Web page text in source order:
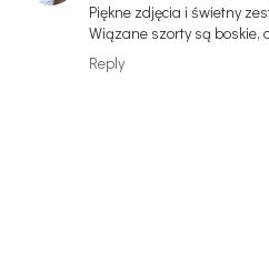
Piękne zdjęcia i świetny
Wiązane szorty są boskie,
Reply